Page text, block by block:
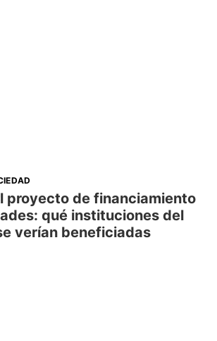
proyecto de financiamiento
qué instituciones del
verían beneficiadas